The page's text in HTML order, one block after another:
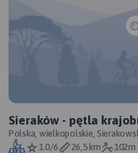
Sieraków - pętla
Polska, wielkopolskie,
1.0/6
26,5 km 102m